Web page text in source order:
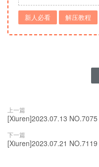
新人必看 解压教程
上一篇
[Xiuren]2023.07.13
下一篇
[Xiuren]2023.07.21